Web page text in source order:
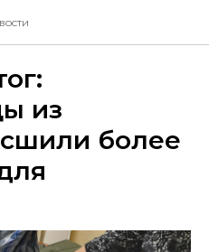
из
более